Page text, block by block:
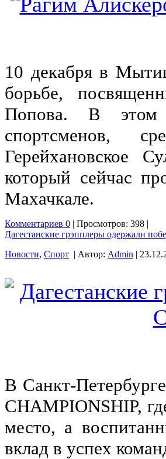
10 декабря в
борьбе,
Попова. В этом
спортсменов,
Герейхановское
который сейчас
Махачкале.
Комментариев 0 | Просмотров: 398 |
Дагестанские грэпплеры одержали
Новости, Спорт | Автор: Admin |
В Санкт-
CHAMPIONSHIP,
место, а
вклад в успех